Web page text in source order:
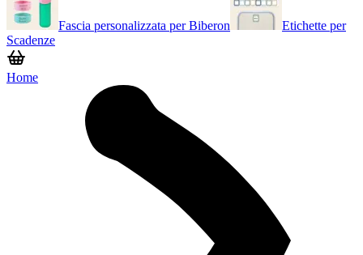
Fascia personalizzata per Biberon
Etichette per
Scadenze
Home